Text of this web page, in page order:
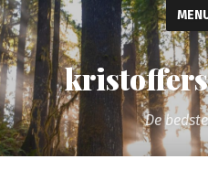
De